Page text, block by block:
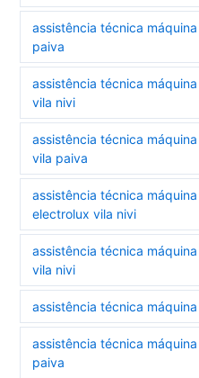
assistência técnica
paiva
assistência técnica
vila nivi
assistência técnica
vila paiva
assistência técnica
electrolux vila nivi
assistência técnica
vila nivi
assistência técnica
assistência técnica
paiva